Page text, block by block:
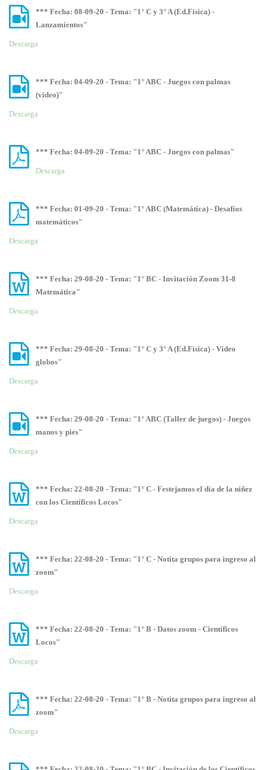
*** Fecha: 08-09-20 - Tema: "1° C y 3° A (Ed.Física) -
Lanzamientos"
Descarga
*** Fecha: 04-09-20 - Tema: "1° ABC - Juegos con palmas
(video)"
Descarga
*** Fecha: 04-09-20 - Tema: "1° ABC - Juegos con palmas"
Descarga
*** Fecha: 01-09-20 - Tema: "1° ABC (Matemática) - Desafíos
matemáticos"
Descarga
*** Fecha: 29-08-20 - Tema: "1° BC - Invitación Zoom 31-8
Matemática"
Descarga
*** Fecha: 29-08-20 - Tema: "1° C y 3° A (Ed.Física) - Video
globos"
Descarga
*** Fecha: 29-08-20 - Tema: "1° ABC (Taller de juegos) - Juegos
manos y pies"
Descarga
*** Fecha: 22-08-20 - Tema: "1° C - Festejamos el día de la niñez
con los Científicos Locos"
Descarga
*** Fecha: 22-08-20 - Tema: "1° C - Notita grupos para ingreso al
zoom"
Descarga
*** Fecha: 22-08-20 - Tema: "1° B - Datos zoom - Científicos
Locos"
Descarga
*** Fecha: 22-08-20 - Tema: "1° B - Notita grupos para ingreso al
zoom"
Descarga